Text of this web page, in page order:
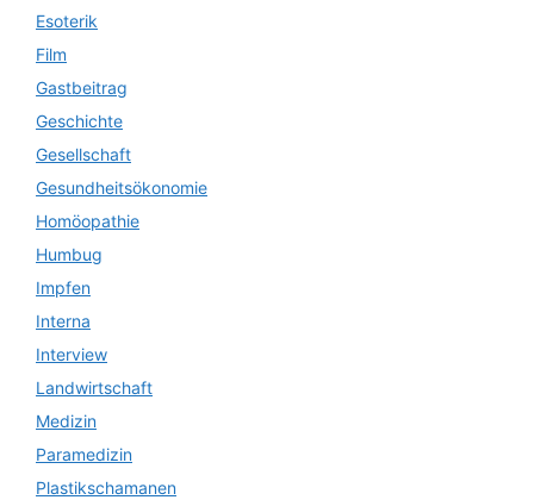
Esoterik
Film
Gastbeitrag
Geschichte
Gesellschaft
Gesundheitsökonomie
Homöopathie
Humbug
Impfen
Interna
Interview
Landwirtschaft
Medizin
Paramedizin
Plastikschamanen